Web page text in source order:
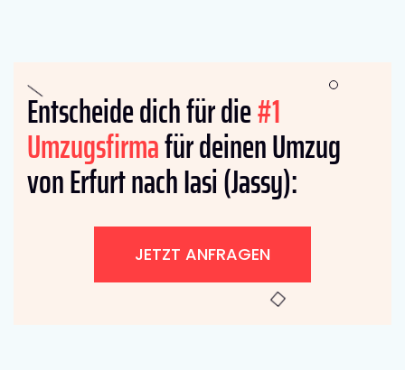
Entscheide dich für die#1
Umzugsfirmafür deinen Umzug
von Erfurt nach Iasi (Jassy):
JETZT ANFRAGEN